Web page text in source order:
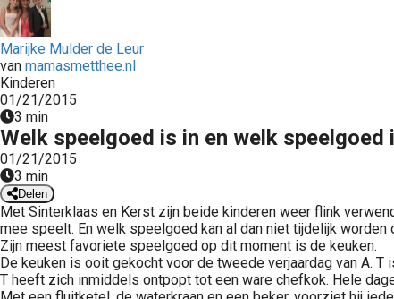
Marijke Mulder de Leur
van mamasmetthee.nl
Kinderen
01/21/2015
3 min
Welk speelgoed is in en welk speelgoed
01/21/2015
3 min
Delen
Met Sinterklaas en Kerst zijn beide kinderen weer flink
mee speelt. En welk speelgoed kan al dan niet tijdelijk worden
Zijn meest favoriete speelgoed op dit moment is de keuken.
De keuken is ooit gekocht voor de tweede verjaardag van A.
T heeft zich inmiddels ontpopt tot een ware chefkok. Hele